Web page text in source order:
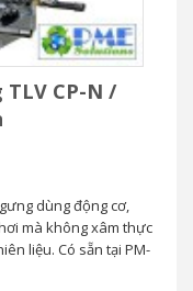
CP-N /
dùng động cơ,
mà không xâm thực
liệu. Có sẵn tại PM-